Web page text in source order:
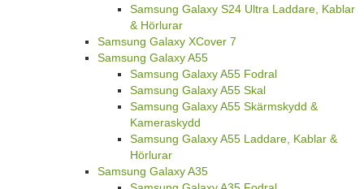
Samsung Galaxy S24 Ultra Laddare, Kablar
& Hörlurar
Samsung Galaxy XCover 7
Samsung Galaxy A55
Samsung Galaxy A55 Fodral
Samsung Galaxy A55 Skal
Samsung Galaxy A55 Skärmskydd &
Kameraskydd
Samsung Galaxy A55 Laddare, Kablar &
Hörlurar
Samsung Galaxy A35